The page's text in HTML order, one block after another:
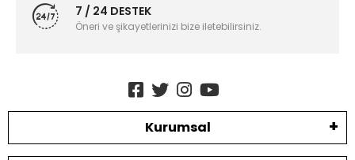
7 / 24 DESTEK
Öneri ve şikayetlerinizi bize iletebilirsiniz.
Kurumsal